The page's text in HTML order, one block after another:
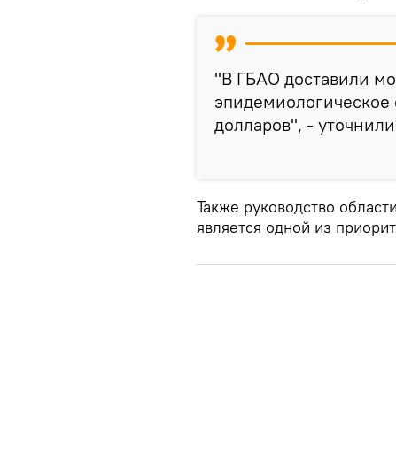
"В ГБАО доставили
долларов", -
Также руководство
является одной из